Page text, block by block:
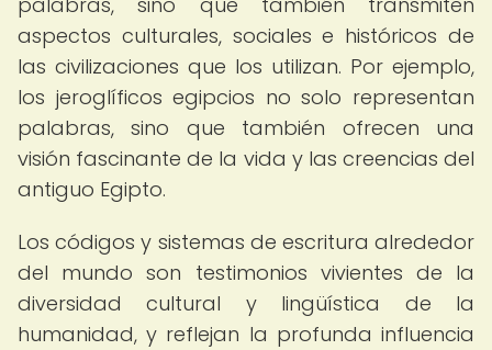
aspectos culturales, sociales e históricos de
las civilizaciones que los utilizan. Por ejemplo,
los jeroglíficos egipcios no solo representan
palabras, sino que también ofrecen una
visión fascinante de la vida y las creencias del
antiguo Egipto.
Los códigos y sistemas de escritura alrededor
del mundo son testimonios vivientes de la
diversidad cultural y lingüística de la
humanidad, y reflejan la profunda influencia